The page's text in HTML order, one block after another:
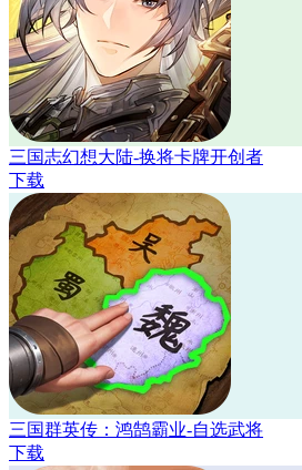
三国志幻想大陆-换将卡牌开创者
下载
三国群英传：鸿鹄霸业-自选武将
下载